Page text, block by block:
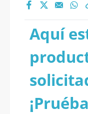
Aquí